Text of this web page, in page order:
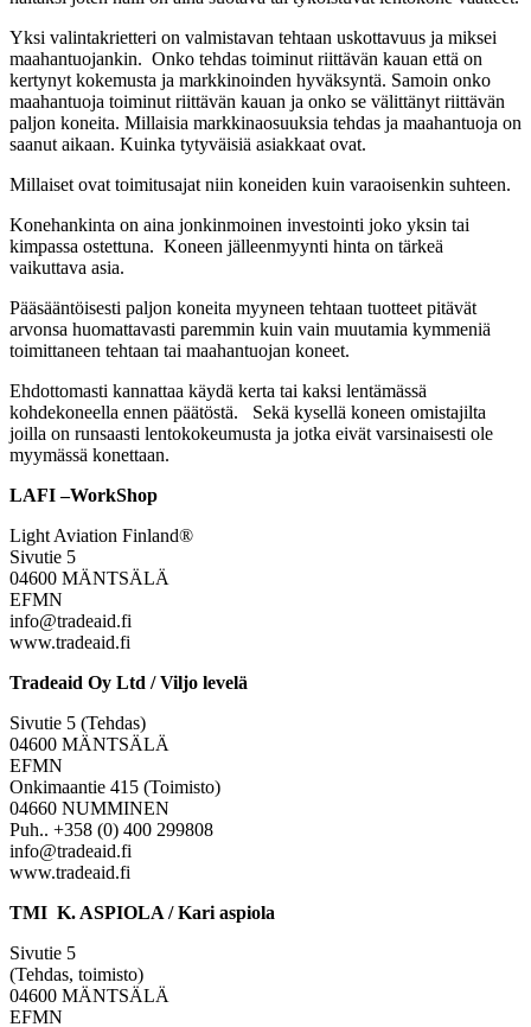
Yksi valintakrietteri on valmistavan tehtaan uskottavuus ja miksei
maahantuojankin. Onko tehdas toiminut riittävän kauan että on
kertynyt kokemusta ja markkinoinden hyväksyntä. Samoin onko
maahantuoja toiminut riittävän kauan ja onko se välittänyt riittävän
paljon koneita. Millaisia markkinaosuuksia tehdas ja maahantuoja on
saanut aikaan. Kuinka tytyväisiä asiakkaat ovat.
Millaiset ovat toimitusajat niin koneiden kuin varaoisenkin suhteen.
Konehankinta on aina jonkinmoinen investointi joko yksin tai
kimpassa ostettuna. Koneen jälleenmyynti hinta on tärkeä
vaikuttava asia.
Pääsääntöisesti paljon koneita myyneen tehtaan tuotteet pitävät
arvonsa huomattavasti paremmin kuin vain muutamia kymmeniä
toimittaneen tehtaan tai maahantuojan koneet.
Ehdottomasti kannattaa käydä kerta tai kaksi lentämässä
kohdekoneella ennen päätöstä. Sekä kysellä koneen omistajilta
joilla on runsaasti lentokokeumusta ja jotka eivät varsinaisesti ole
myymässä konettaan.
LAFI –WorkShop
Light Aviation Finland®
Sivutie 5
04600 MÄNTSÄLÄ
EFMN
info@tradeaid.fi
www.tradeaid.fi
Tradeaid Oy Ltd / Viljo levelä
Sivutie 5 (Tehdas)
04600 MÄNTSÄLÄ
EFMN
Onkimaantie 415 (Toimisto)
04660 NUMMINEN
Puh.. +358 (0) 400 299808
info@tradeaid.fi
www.tradeaid.fi
TMI K. ASPIOLA / Kari aspiola
Sivutie 5
(Tehdas, toimisto)
04600 MÄNTSÄLÄ
EFMN